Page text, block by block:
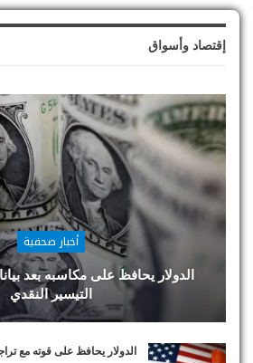
إقتصاد وأسواق
أخبار صحفية
الدولار يحافظ على مكاسبه بعد
التيسير النقدي
الدولار يحافظ على قوته مع